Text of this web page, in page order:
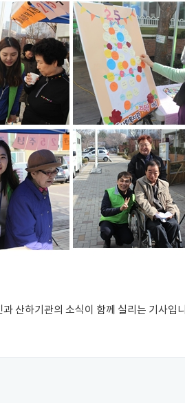
산하기관의 소식이 함께 실리는 기사입